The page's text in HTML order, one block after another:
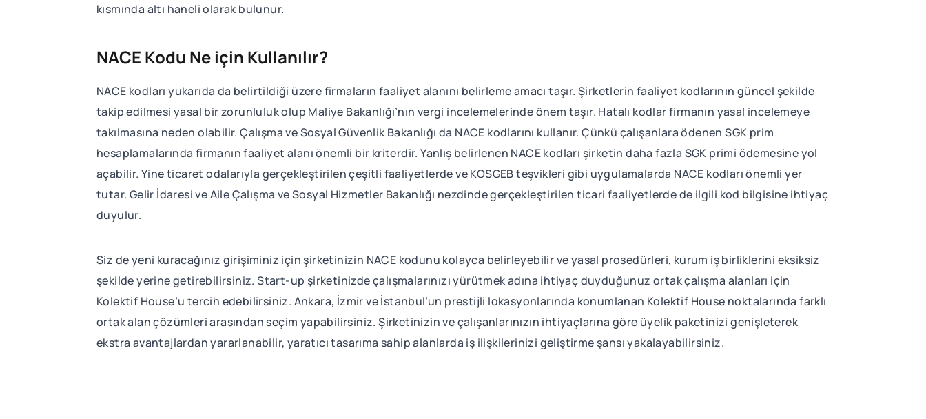
kısmında altı haneli olarak bulunur.
NACE Kodu Ne için Kullanılır?
NACE kodları yukarıda da belirtildiği üzere firmaların faaliyet alanını belirleme amacı taşır. Şirketlerin faaliyet kodlarının güncel şekilde
takip edilmesi yasal bir zorunluluk olup Maliye Bakanlığı’nın vergi incelemelerinde önem taşır. Hatalı kodlar firmanın yasal incelemeye
takılmasına neden olabilir. Çalışma ve Sosyal Güvenlik Bakanlığı da NACE kodlarını kullanır. Çünkü çalışanlara ödenen SGK prim
hesaplamalarında firmanın faaliyet alanı önemli bir kriterdir. Yanlış belirlenen NACE kodları şirketin daha fazla SGK primi ödemesine yol
açabilir. Yine ticaret odalarıyla gerçekleştirilen çeşitli faaliyetlerde ve KOSGEB teşvikleri gibi uygulamalarda NACE kodları önemli yer
tutar. Gelir İdaresi ve Aile Çalışma ve Sosyal Hizmetler Bakanlığı nezdinde gerçekleştirilen ticari faaliyetlerde de ilgili kod bilgisine ihtiyaç
duyulur.
Siz de yeni kuracağınız girişiminiz için şirketinizin NACE kodunu kolayca belirleyebilir ve yasal prosedürleri, kurum iş birliklerini eksiksiz
şekilde yerine getirebilirsiniz. Start-up şirketinizde çalışmalarınızı yürütmek adına ihtiyaç duyduğunuz ortak çalışma alanları için
Kolektif House’u tercih edebilirsiniz. Ankara, İzmir ve İstanbul’un prestijli lokasyonlarında konumlanan Kolektif House noktalarında farklı
ortak alan çözümleri arasından seçim yapabilirsiniz. Şirketinizin ve çalışanlarınızın ihtiyaçlarına göre üyelik paketinizi genişleterek
ekstra avantajlardan yararlanabilir, yaratıcı tasarıma sahip alanlarda iş ilişkilerinizi geliştirme şansı yakalayabilirsiniz.